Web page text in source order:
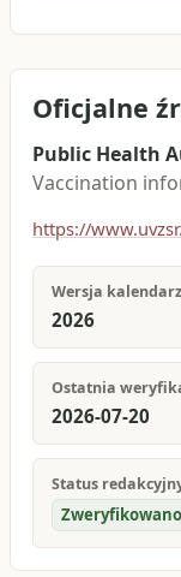
Oficjalne
Public Health
Vaccination
https://
Wersja
2026
Ostatnia
2026-07-20
Status
Zweryfikowano